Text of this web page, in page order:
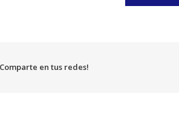
en tus redes!